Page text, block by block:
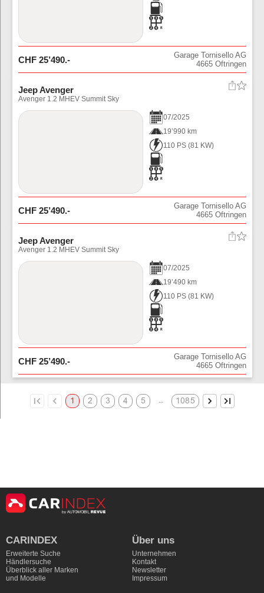
CHF 25’490.-
Garage Tornisello AG
4665 Oftringen
Jeep Avenger
Avenger 1.2 MHEV Summit Sky
07/2025
19’990 km
110 PS (81 KW)
CHF 25’490.-
Garage Tornisello AG
4665 Oftringen
Jeep Avenger
Avenger 1.2 MHEV Summit Sky
07/2025
19’490 km
110 PS (81 KW)
CHF 25’490.-
Garage Tornisello AG
4665 Oftringen
1 2 3 4 5 … 1085
CARINDEX
Erweiterte Suche
Händlersuche
Überblick aller Marken
und Modelle
Über uns
Unternehmen
Kontakt
Newsletter
Impressum